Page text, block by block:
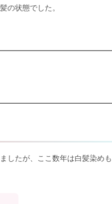
の状態でした。
したが、ここ数年は白髪染めも